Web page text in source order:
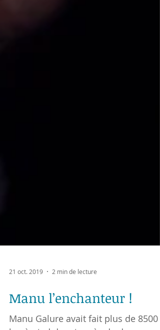
21 oct. 2019 2 min de lecture
Manu l’enchanteur !